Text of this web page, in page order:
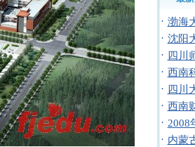
· 渤海
· 沈阳
· 四川
· 西南
· 四川
· 西南
· 2008
· 内蒙